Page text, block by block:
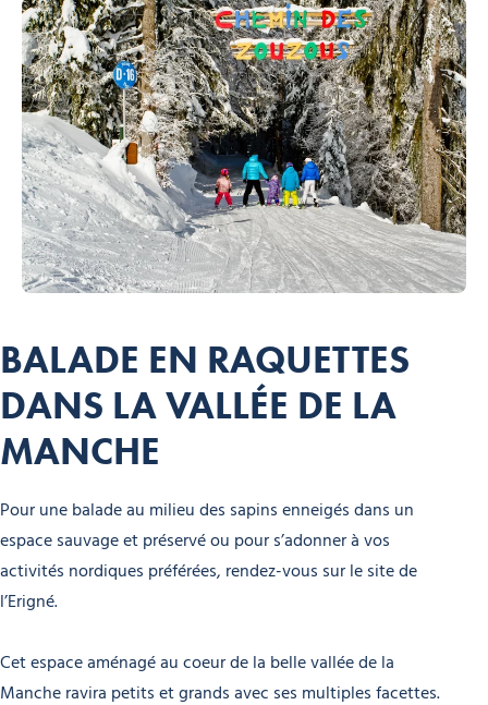
BALADE EN RAQUETTES
DANS LA VALLÉE DE LA
MANCHE
Pour une balade au milieu des sapins enneigés dans un
espace sauvage et préservé ou pour s’adonner à vos
activités nordiques préférées, rendez-vous sur le site de
l’Erigné.
Cet espace aménagé au coeur de la belle vallée de la
Manche ravira petits et grands avec ses multiples facettes.